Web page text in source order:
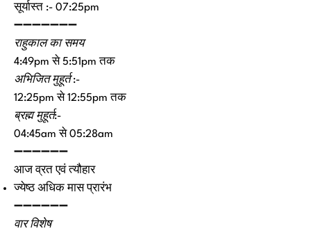
सूर्यास्त :- 07:25pm
➖➖➖➖➖➖➖
राहुकाल का समय
4:49pm से 5:51pm तक
अभिजित मुहूर्त :-
12:25pm से 12:55pm तक
ब्रह्म मुहूर्त:-
04:45am से 05:28am
➖➖➖➖➖➖
आज व्रत एवं त्यौहार
ज्येष्ठ अधिक मास प्रारंभ
➖➖➖➖➖➖
वार विशेष